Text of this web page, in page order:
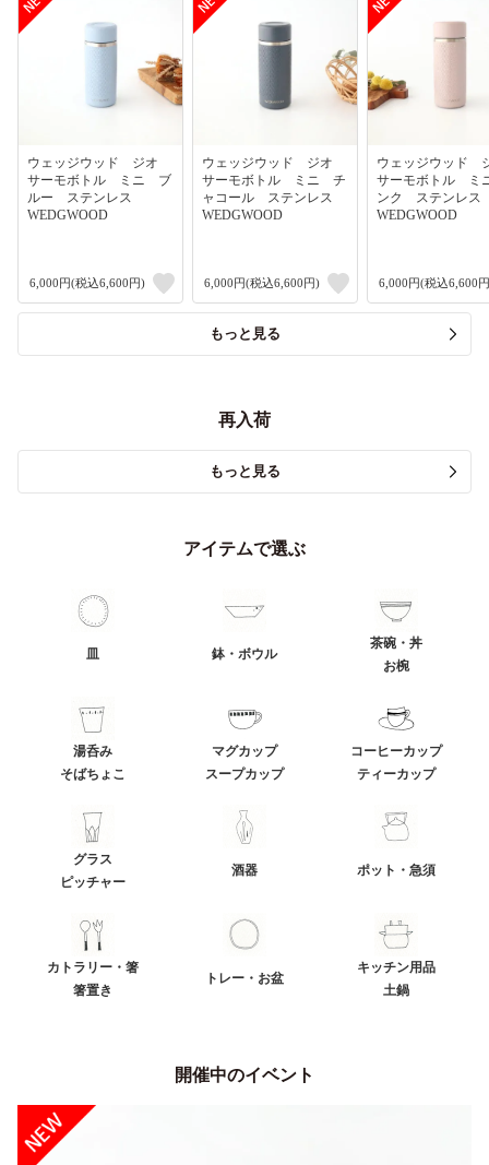
ウェッジウッド ジオ
サーモボトル ミニ ブ
ルー ステンレス
WEDGWOOD
6,000円(税込6,600円)
ウェッジウッド ジオ
サーモボトル ミニ チ
ャコール ステンレス
WEDGWOOD
6,000円(税込6,600円)
ウェッジウッド
サーモボトル
ンク ステンレ
WEDGWOOD
6,000円(税込6,600
もっと見る
再入荷
もっと見る
アイテムで選ぶ
皿 鉢・ボウル
茶碗・丼
お椀
湯呑み
そばちょこ
マグカップ
スープカップ
コーヒーカップ
ティーカップ
グラス
ピッチャー
酒器 ポット・急須
カトラリー・箸
箸置き
トレー・お盆
キッチン用品
土鍋
開催中のイベント